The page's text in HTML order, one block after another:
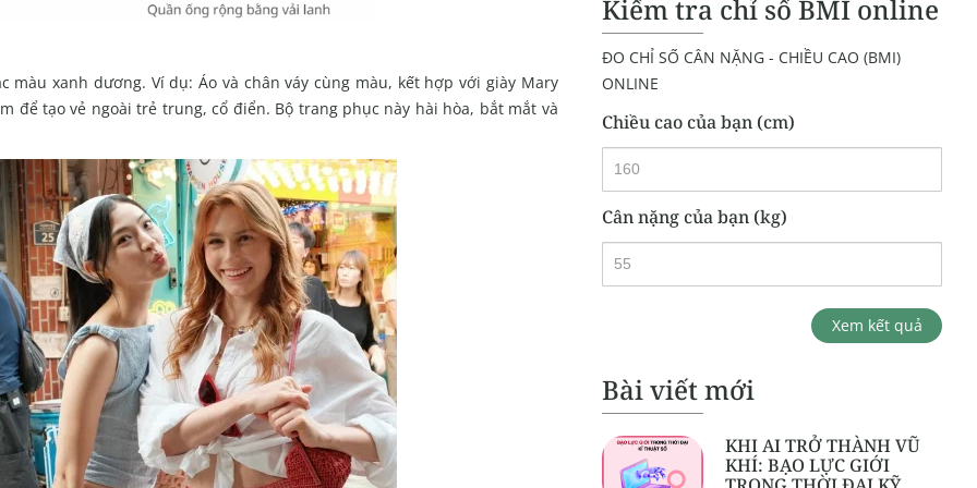
màu xanh dương. Ví dụ:Áo và chân váy cùng màu, kết hợp với giày Mary
để tạo vẻ ngoài trẻ trung, cổ điển. Bộ trang phục này hài hòa, bắt mắt và
Kiểm tra chỉ số BMI online
ĐO CHỈ SỐ CÂN NẶNG - CHIỀU CAO (BMI)
ONLINE
Chiều cao của bạn (cm)
Cân nặng của bạn (kg)
Xem kết quả
Bài viết mới
KHI AI TRỞ THÀNH VŨ
KHÍ: BẠO LỰC GIỚI